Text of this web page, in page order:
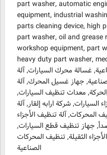
part washer, automatic
equipment, industrial
parts cleaning device, high
part washer, oil and
workshop equipment, part
heavy duty part washer,
غسالة محرك السيارات, آلة
جهاز غسيل المحرك, آلة
معدات تنظيف السيارات,
السيارات, شركة ارابه إلقار, آلة
المحركات, آلة تنظيف الأجزاء
جهاز تنظيف قطع السيارات,
الثقيلة, تنظيف المحركات
الصناعية